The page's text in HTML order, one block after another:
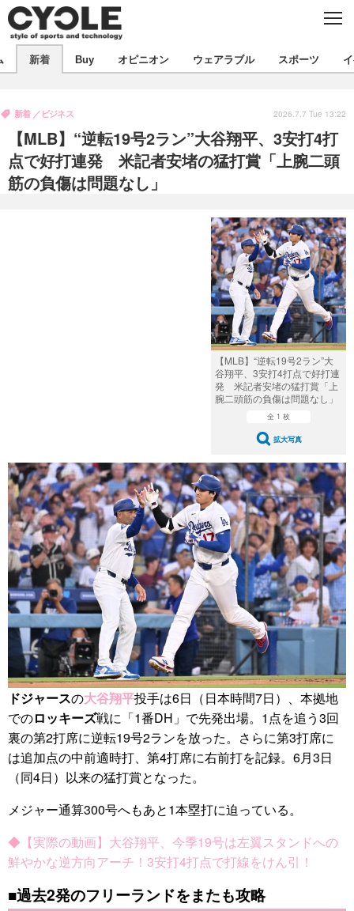
C
E
製品/用品
衣類
飲食
バックナンバー
コラム
インプレ
ボイス
デバイス
ビジネス
国内
海外
スポーツ
短信
写真
イベント
スポーツ
文化
出版／映画
ファッション
写真
政治
新着 Buy オピニオン ウェアラブル スポーツ
【MLB】“逆転19号2ラン”大谷翔平、3安打4打
点で好打連発 米記者安堵の猛打賞「上腕二頭
筋の負傷は問題なし」
新着 ビジネス 2026.7.7 Tue 13:22
【MLB】“逆転19号2ラン”大
谷翔平、3安打4打点で好打連
発 米記者安堵の猛打賞「上
腕二頭筋の負傷は問題なし」
全 1 枚
拡大写真
ドジャースの大谷翔平投手は6日（日本時間7日）、本拠地
でのロッキーズ戦に「1番DH」で先発出場。1点を追う3回
裏の第2打席に逆転19号2ランを放った。さらに第3打席に
は追加点の中前適時打、第4打席に右前打を記録。6月3日
（同4日）以来の猛打賞となった。
メジャー通算300号へもあと1本塁打に迫っている。
◆【実際の動画】大谷翔平、今季19号は左翼スタンドへの
鮮やかな逆方向アーチ！3安打4打点で打線をけん引！
■過去2発のフリーランドをまたも攻略